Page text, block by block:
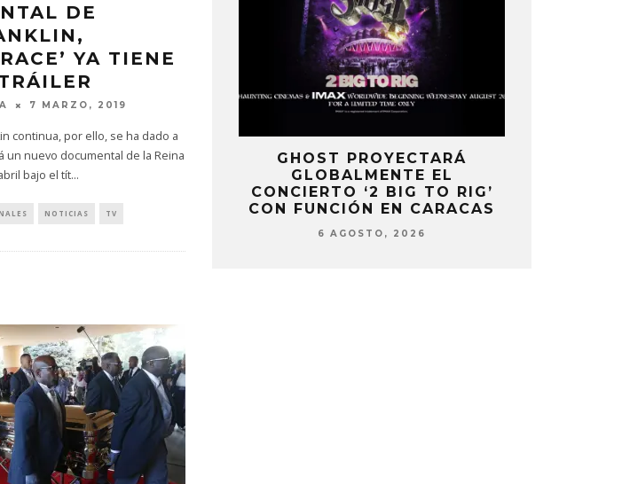
DE
YA TIENE
7 MARZO, 2019
continua, por ello, se ha dado a
un nuevo documental de la Reina
bajo el tít...
NOTICIAS TV
BAJO EL AGUA ABRE
NUEVO CAPÍTULO CON
6 AGOSTO, 2026
GHOST PROYECTARÁ
GLOBALMENTE EL
CONCIERTO ‘2 BIG TO RIG’
CON FUNCIÓN EN CARACAS
6 AGOSTO, 2026